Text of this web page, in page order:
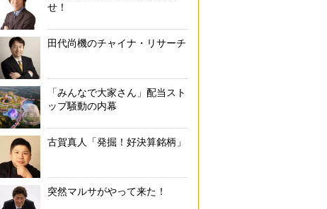
せ！
田代尚機のチャイナ・リサーチ
「みんなで大家さん」配当スト
ップ騒動の内幕
古賀真人「発掘！好決算銘柄」
突然マルサがやって来た！